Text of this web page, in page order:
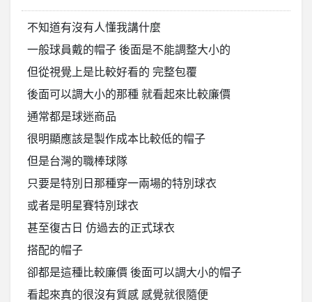
不知道有沒有人懂我講什麼
一般球員戴的帽子 後面是不能調整大小的
但從視覺上是比較好看的 完整包覆
後面可以調大小的那種 就看起來比較廉價
通常都是球迷商品
很明顯應該是製作成本比較低的帽子
但是台灣的職棒球隊
只要是特別日那種穿一兩場的特別球衣
或者是明星賽特別球衣
甚至復古日 仿過去的正式球衣
搭配的帽子
卻都是這種比較廉價 後面可以調大小的帽子
看起來真的很沒有質感 感覺就很隨便